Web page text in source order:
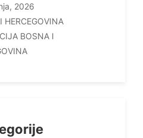
2026
HERCEGOVINA
BOSNA I